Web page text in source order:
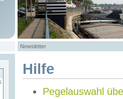
Newsletter
Hilfe
Pegelauswahl